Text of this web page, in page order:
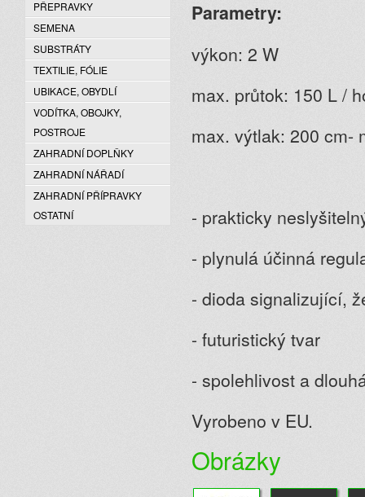
Parametry:
výkon: 2 W
max. průtok: 150 L /
max. výtlak: 200 cm-
- prakticky
- plynulá účinná
- dioda signalizující,
- futuristický tvar
- spolehlivost a
Vyrobeno v EU.
Obrázky
PŘEPRAVKY
SEMENA
SUBSTRÁTY
TEXTILIE, FÓLIE
UBIKACE, OBYDLÍ
VODÍTKA, OBOJKY,
POSTROJE
ZAHRADNÍ DOPLŇKY
ZAHRADNÍ NÁŘADÍ
ZAHRADNÍ PŘÍPRAVKY
OSTATNÍ